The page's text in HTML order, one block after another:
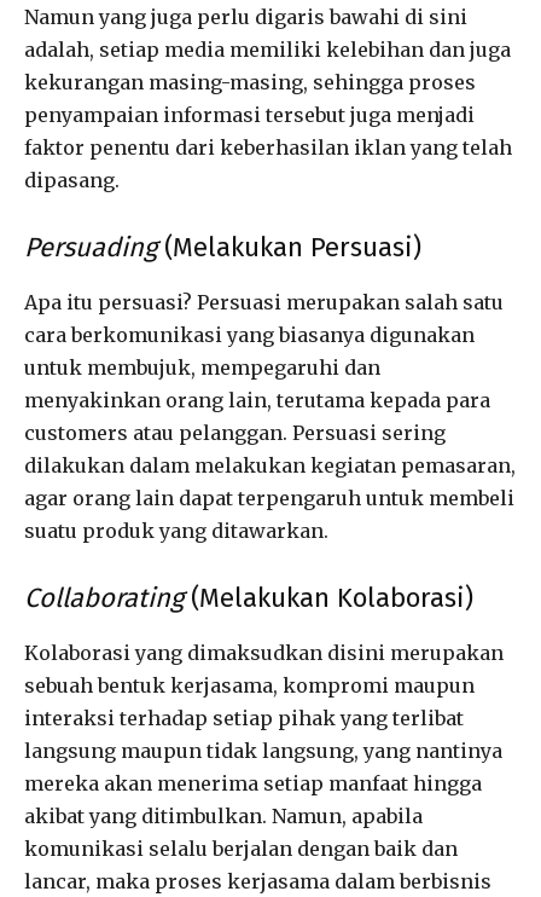
Namun yang juga perlu digaris bawahi di sini
adalah, setiap media memiliki kelebihan dan juga
kekurangan masing-masing, sehingga proses
penyampaian informasi tersebut juga menjadi
faktor penentu dari keberhasilan iklan yang telah
dipasang.
Persuading(Melakukan Persuasi)
Apa itu persuasi? Persuasi merupakan salah satu
cara berkomunikasi yang biasanya digunakan
untuk membujuk, mempegaruhi dan
menyakinkan orang lain, terutama kepada para
customers atau pelanggan. Persuasi sering
dilakukan dalam melakukan kegiatan pemasaran,
agar orang lain dapat terpengaruh untuk membeli
suatu produk yang ditawarkan.
Collaborating(Melakukan Kolaborasi)
Kolaborasi yang dimaksudkan disini merupakan
sebuah bentuk kerjasama, kompromi maupun
interaksi terhadap setiap pihak yang terlibat
langsung maupun tidak langsung, yang nantinya
mereka akan menerima setiap manfaat hingga
akibat yang ditimbulkan. Namun, apabila
komunikasi selalu berjalan dengan baik dan
lancar, maka proses kerjasama dalam berbisnis